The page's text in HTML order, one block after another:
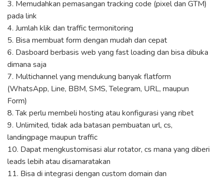
3. Memudahkan pemasangan tracking code (pixel dan GTM)
pada link
4. Jumlah klik dan traffic termonitoring
5. Bisa membuat form dengan mudah dan cepat
6. Dasboard berbasis web yang fast loading dan bisa dibuka
dimana saja
7. Multichannel yang mendukung banyak flatform
(WhatsApp, Line, BBM, SMS, Telegram, URL, maupun
Form)
8. Tak perlu membeli hosting atau konfigurasi yang ribet
9. Unlimited, tidak ada batasan pembuatan url, cs,
landingpage maupun traffic
10. Dapat mengkustomisasi alur rotator, cs mana yang diberi
leads lebih atau disamaratakan
11. Bisa di integrasi dengan custom domain dan